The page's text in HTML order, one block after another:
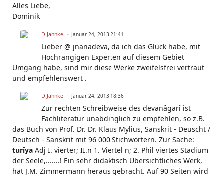
Alles Liebe,
Dominik
D.Jahnke Januar 24, 2013 21:41
Lieber @ jnanadeva, da ich das Glück habe, mit
Hochrangigen Experten auf diesem Gebiet
Umgang habe, sind mir diese Werke zweifelsfrei vertraut
und empfehlenswert .
D.Jahnke Januar 24, 2013 18:36
Zur rechten Schreibweise des devanâgarî ist
Fachliteratur unabdinglich zu empfehlen, so z.B.
das Buch von Prof. Dr. Dr. Klaus Mylius, Sanskrit - Deuscht /
Deutsch - Sanskrit mit 96 000 Stichwörtern. Zur Sache:
turîya Adj I. vierter; II.n 1. Viertel n; 2. Phil viertes Stadium
der Seele,.......! Ein sehr didaktisch Übersichtliches Werk,
hat J.M. Zimmermann heraus gebracht. Auf 90 Seiten wird